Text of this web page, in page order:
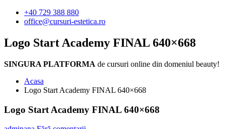
+40 729 388 880
office@cursuri-estetica.ro
Logo Start Academy FINAL 640×668
SINGURA PLATFORMA de cursuri online din domeniul beauty!
Acasa
Logo Start Academy FINAL 640×668
Logo Start Academy FINAL 640×668